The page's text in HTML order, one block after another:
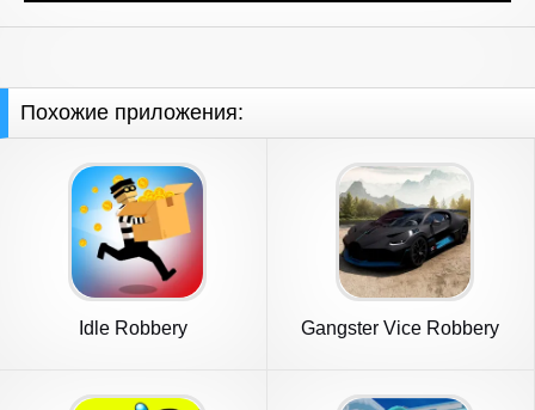
Похожие приложения:
Idle Robbery
Gangster Vice Robbery